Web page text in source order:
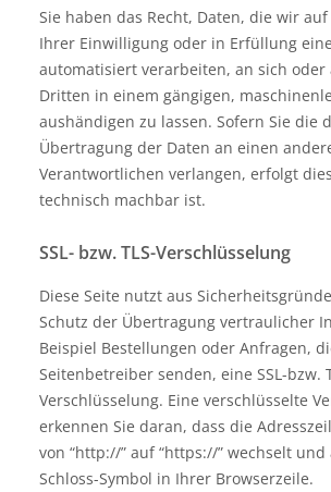
Sie haben das Recht, Daten, die wir
Ihrer Einwilligung oder in Erfüllung
automatisiert verarbeiten, an sich oder
Dritten in einem gängigen,
aushändigen zu lassen. Sofern Sie die
Übertragung der Daten an einen
Verantwortlichen verlangen, erfolgt
technisch machbar ist.
SSL- bzw. TLS-Verschlüsselung
Diese Seite nutzt aus
Schutz der Übertragung vertraulicher
Beispiel Bestellungen oder Anfragen,
Seitenbetreiber senden, eine SSL-bzw.
Verschlüsselung. Eine verschlüsselte
erkennen Sie daran, dass die
von “http://” auf “https://” wechselt und
Schloss-Symbol in Ihrer Browserzeile.